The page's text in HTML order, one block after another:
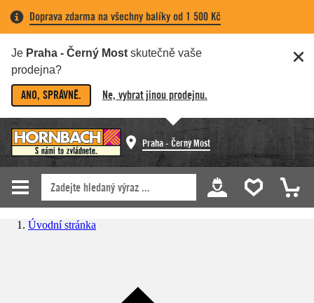
Doprava zdarma na všechny balíky od 1 500 Kč
Je Praha - Černý Most skutečně vaše
prodejna?
ANO, SPRÁVNĚ. Ne, vybrat jinou prodejnu.
Praha - Černý Most
Úvodní stránka